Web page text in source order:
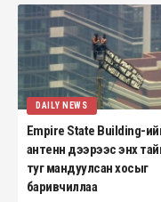
DAILY NEWS
Empire State Building-
антенн дээрээс энх
туг мандуулсан хосыг
баривчиллаа